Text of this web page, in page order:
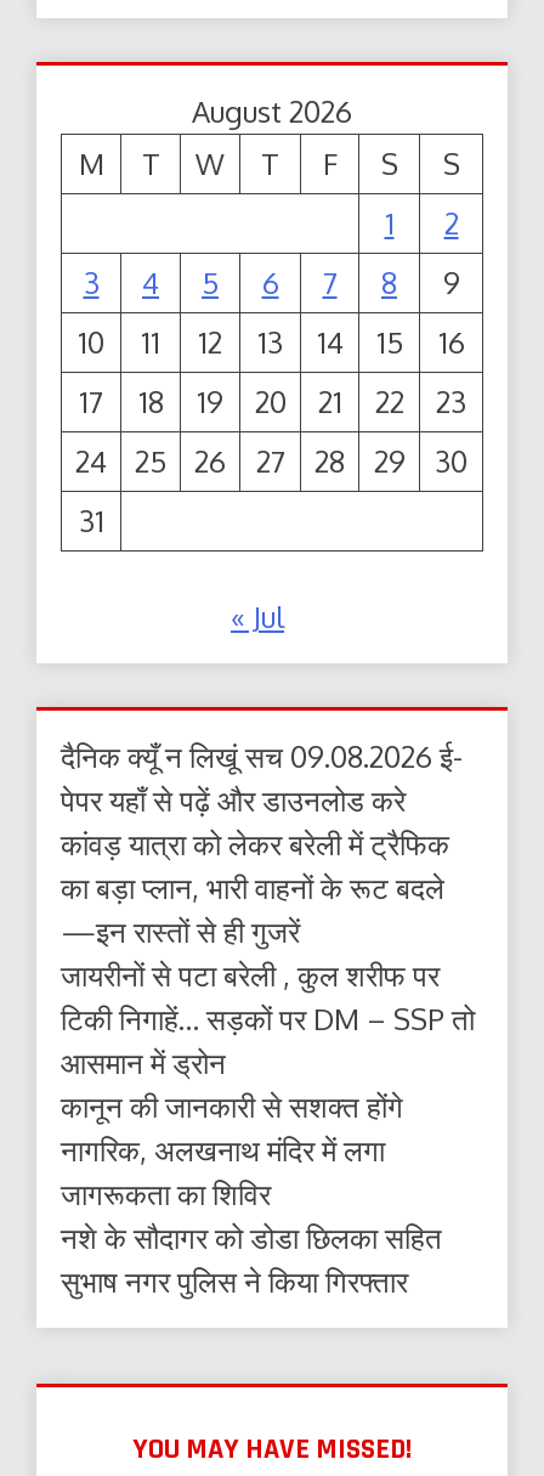
August 2026
M
T W T F S
S
1
2
3
4 5 6 7 8
9
10
11 12 13 14 15
16
17
18 19 20 21 22
23
24
25 26 27 28 29
30
31
« Jul
दैनिक क्यूँ न लिखूं सच 09.08.2026 ई-
पेपर यहाँ से पढ़ें और डाउनलोड करे
कांवड़ यात्रा को लेकर बरेली में ट्रैफिक
का बड़ा प्लान, भारी वाहनों के रूट बदले
—इन रास्तों से ही गुजरें
जायरीनों से पटा बरेली , कुल शरीफ पर
टिकी निगाहें… सड़कों पर DM – SSP तो
आसमान में ड्रोन
कानून की जानकारी से सशक्त होंगे
नागरिक, अलखनाथ मंदिर में लगा
जागरूकता का शिविर
नशे के सौदागर को डोडा छिलका सहित
सुभाष नगर पुलिस ने किया गिरफ्तार
YOU MAY HAVE MISSED!